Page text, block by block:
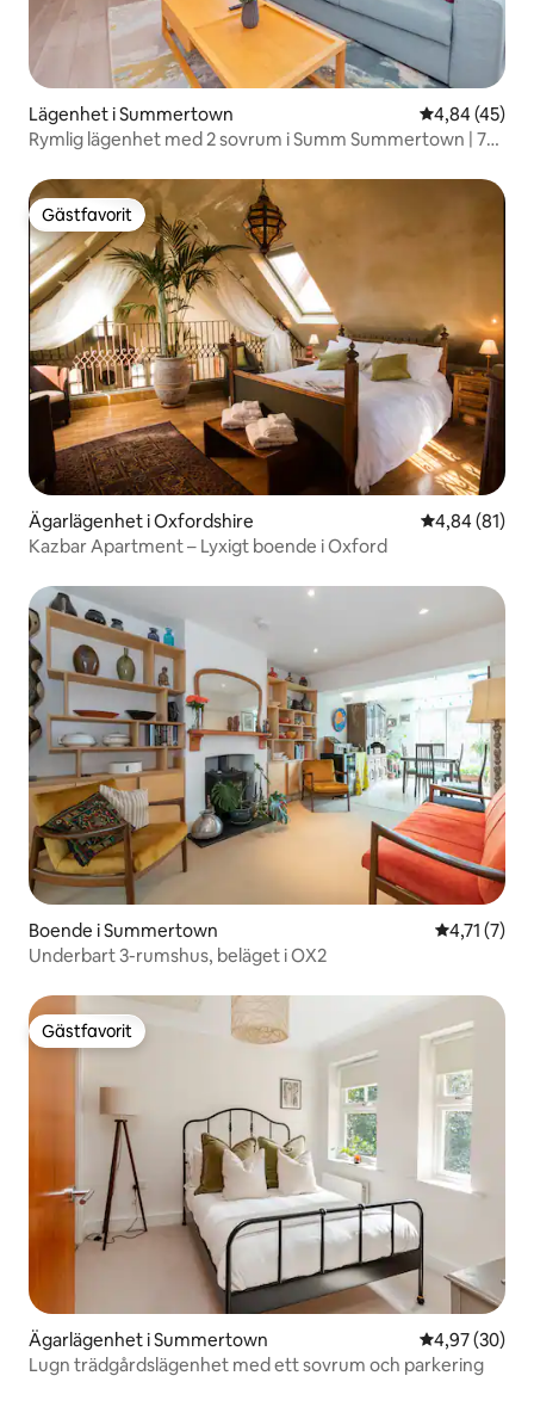
Lägenhet i Summertown 4,84 av 5 i
4,84 (45)
Rymlig lägenhet med 2 sovrum i Summ Summertown | 7
Gästfavorit
Gästfavorit
Ägarlägenhet i Oxfordshire 4,84 av 5 i
4,84 (81)
Kazbar Apartment – Lyxigt boende i Oxford
Boende i Summertown 4,71 av 5 i
4,71 (7)
Underbart 3-rumshus, beläget i OX2
Gästfavorit
Gästfavorit
Ägarlägenhet i Summertown 4,97 av 5 i
4,97 (30)
Lugn trädgårdslägenhet med ett sovrum och parkering